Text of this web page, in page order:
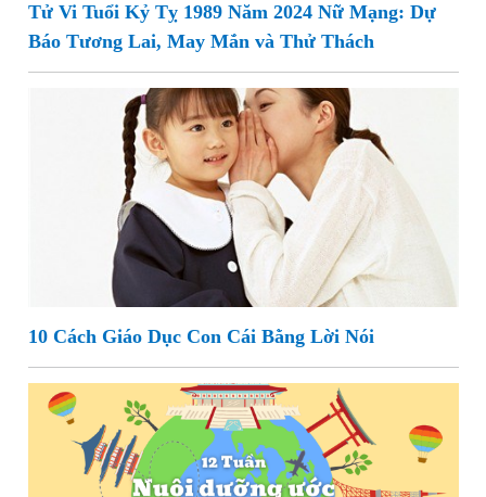
Tử Vi Tuổi Kỷ Tỵ 1989 Năm 2024 Nữ Mạng: Dự
Báo Tương Lai, May Mắn và Thử Thách
10 Cách Giáo Dục Con Cái Bằng Lời Nói